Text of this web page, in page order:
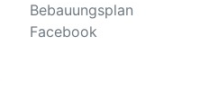
Bebauungsplan
Facebook